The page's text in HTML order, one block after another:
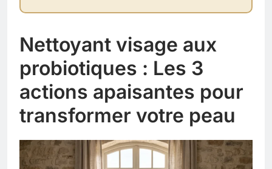
Nettoyant visage aux
probiotiques : Les 3
actions apaisantes pour
transformer votre peau